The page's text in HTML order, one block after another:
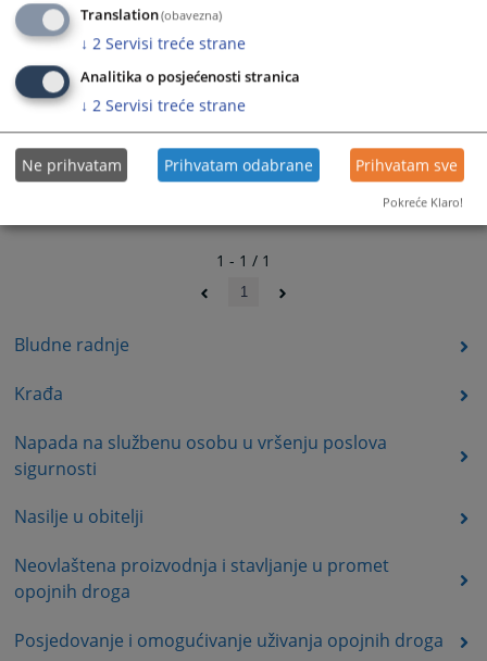
Bludne radnje
Krađa
Napada na službenu osobu u vršenju poslova
sigurnosti
Nasilje u obitelji
Neovlaštena proizvodnja i stavljanje u promet
opojnih droga
Posjedovanje i omogućivanje uživanja opojnih droga
1 - 1 / 1
1
Translation(obavezna)
↓ 2 Servisi treće strane
Analitika o posjećenosti stranica
↓ 2 Servisi treće strane
Ne prihvatam Prihvatam odabrane Prihvatam sve
Pokreće Klaro!